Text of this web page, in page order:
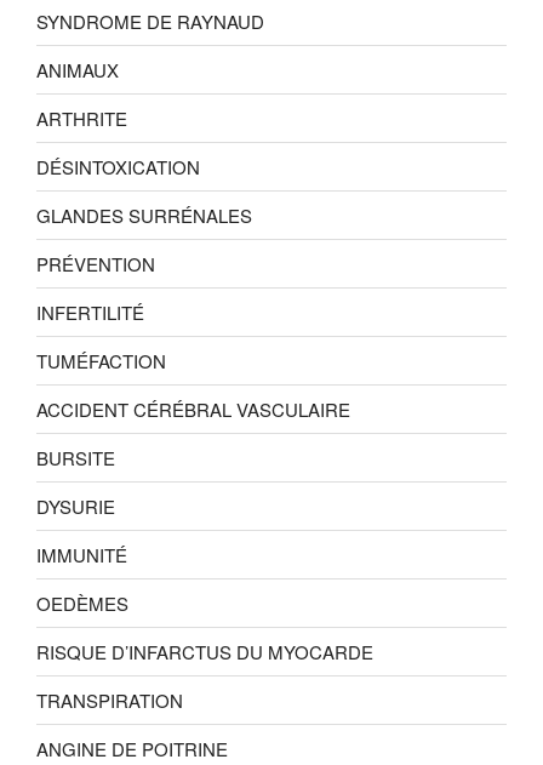
SYNDROME DE RAYNAUD
ANIMAUX
ARTHRITE
DÉSINTOXICATION
GLANDES SURRÉNALES
PRÉVENTION
INFERTILITÉ
TUMÉFACTION
ACCIDENT CÉRÉBRAL VASCULAIRE
BURSITE
DYSURIE
IMMUNITÉ
OEDÈMES
RISQUE D’INFARCTUS DU MYOCARDE
TRANSPIRATION
ANGINE DE POITRINE